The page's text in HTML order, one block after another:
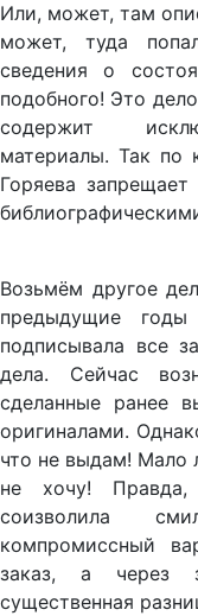
Или, может, там
может, туда
сведения о
подобного! Это
содержит
материалы. Так по
Горяева
Возьмём другое
предыдущие годы
подписывала все
дела. Сейчас
сделанные ранее
оригиналами.
что не выдам! Мало
не хочу!
соизволила
компромиссный
заказ, а через
существенная